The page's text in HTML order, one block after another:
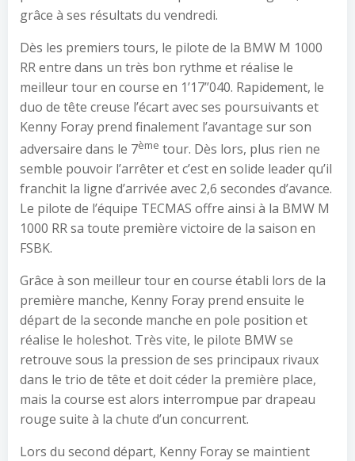
grâce à ses résultats du vendredi.
Dès les premiers tours, le pilote de la BMW M 1000
RR entre dans un très bon rythme et réalise le
meilleur tour en course en 1’17’’040. Rapidement, le
duo de tête creuse l’écart avec ses poursuivants et
Kenny Foray prend finalement l’avantage sur son
adversaire dans le 7ème tour. Dès lors, plus rien ne
semble pouvoir l’arrêter et c’est en solide leader qu’il
franchit la ligne d’arrivée avec 2,6 secondes d’avance.
Le pilote de l’équipe TECMAS offre ainsi à la BMW M
1000 RR sa toute première victoire de la saison en
FSBK.
Grâce à son meilleur tour en course établi lors de la
première manche, Kenny Foray prend ensuite le
départ de la seconde manche en pole position et
réalise le holeshot. Très vite, le pilote BMW se
retrouve sous la pression de ses principaux rivaux
dans le trio de tête et doit céder la première place,
mais la course est alors interrompue par drapeau
rouge suite à la chute d’un concurrent.
Lors du second départ, Kenny Foray se maintient